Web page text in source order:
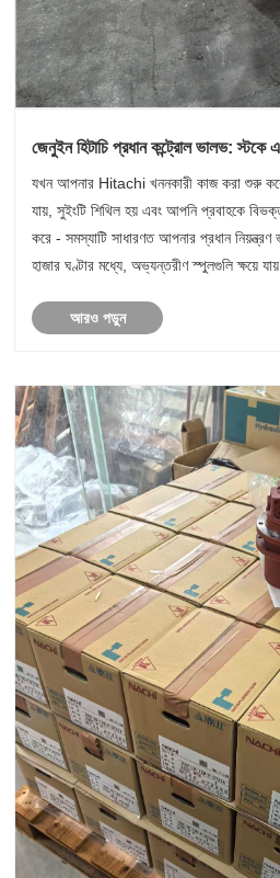
জেনুইন হিটাচি প্রধান কন্ট্রোল ভালভ: স্টকে
যখন আপনার Hitachi খননকারী কাজ করা শুরু
যায়, সুইংটি শিথিল হয় এবং আপনি প্রবাহকে
করে - সমস্যাটি সাধারণত আপনার প্রধান
হাজার ঘণ্টার মধ্যে, অভ্যন্তরীণ স্পুলগুলি ক্ষয়ে
আরও পড়ুন